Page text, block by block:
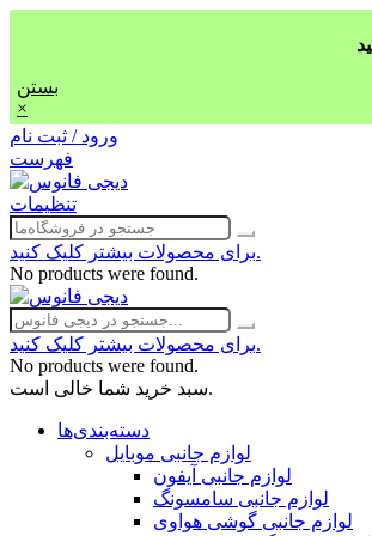
بستن
×
ورود / ثبت نام
فهرست
تنظیمات
برای محصولات بیشتر کلیک کنید.
No products were found.
برای محصولات بیشتر کلیک کنید.
No products were found.
سبد خرید شما خالی است.
دسته‌بندی‌ها
لوازم جانبی موبایل
لوازم جانبی آیفون
لوازم جانبی سامسونگ
لوازم جانبی گوشی هواوی